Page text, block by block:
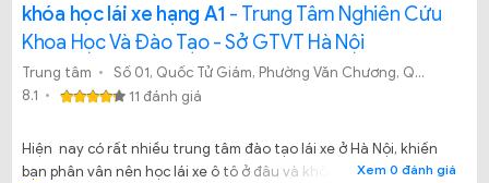
khóa học lái xe hạng A1 - Trung Tâm Nghiên Cứu
Khoa Học Và Đào Tạo - Sở GTVT Hà Nội
Trung tâm
Số 01, Quốc Tử Giám, Phường Văn Chương, Quận Đống Đa, Thành Phố Hà Nội
8.1
11 đánh giá
Hiện nay có rất nhiều trung tâm đào tạo lái xe ở Hà Nội, khiến
bạn phân vân nên học lái xe ô tô ở đâu và không biết trung tâm
Xem 0 đánh giá